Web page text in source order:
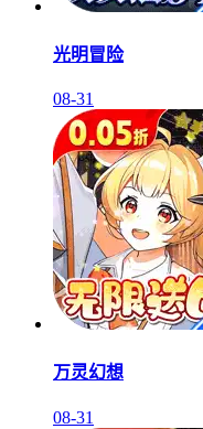
光明冒险
08-31
万灵幻想
08-31